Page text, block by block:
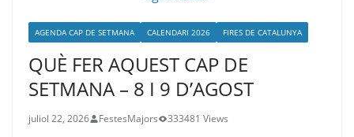
AGENDA CAP DE SETMANA CALENDARI 2026 FIRES DE CATALUNYA
QUÈ FER AQUEST CAP DE
SETMANA – 8 I 9 D’AGOST
juliol 22, 2026 FestesMajors 333481 Views